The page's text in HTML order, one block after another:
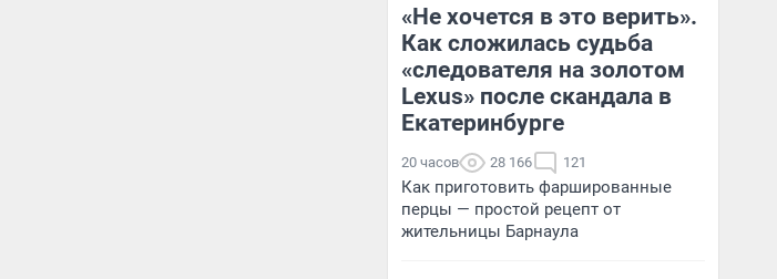
бизнесе
«Не хочется в это верить».
Как сложилась судьба
«следователя на золотом
Lexus» после скандала в
Екатеринбурге
20 часов 28 166 121
Как приготовить фаршированные
перцы — простой рецепт от
жительницы Барнаула